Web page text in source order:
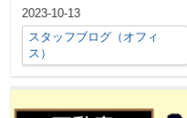
開業起業・独立として始めやすい
ものの一つ...
2023-10-13
スタッフブログ（オフィ
ス）